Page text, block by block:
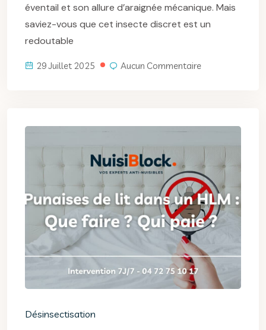
éventail et son allure d’araignée mécanique. Mais
saviez-vous que cet insecte discret est un
redoutable
29 Juillet 2025 Aucun Commentaire
Désinsectisation